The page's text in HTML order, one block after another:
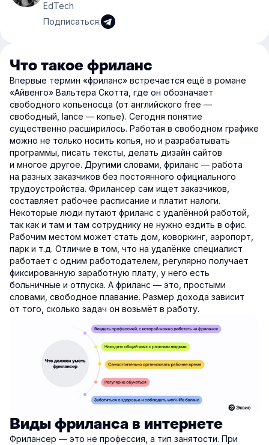
EdTech
Подписаться:
Что такое фриланс
Впервые термин «фриланс» встречается ещё в романе
«Айвенго» Вальтера Скотта, где он обозначает
свободного копьеносца (от английского free —
свободный, lance — копье). Сегодня понятие
существенно расширилось. Работая в свободном графике
можно не только носить копья, но и разрабатывать
программы, писать тексты, делать дизайн сайтов
и многое другое. Другими словами, фриланс — работа
на разных заказчиков без постоянного официального
трудоустройства. Фрилансер сам ищет заказчиков,
составляет рабочее расписание и платит налоги.
Некоторые люди путают фриланс с удалённой работой,
так как и там и там сотруднику не нужно ездить в офис.
Рабочим местом может стать дом, коворкинг, аэропорт,
парк и т.д. Отличие в том, что на удалёнке специалист
работает с одним работодателем, регулярно получает
фиксированную заработную плату, у него есть
больничные и отпуска. А фриланс — это, простыми
словами, свободное плавание. Размер дохода зависит
от того, сколько задач он возьмёт в работу.
Виды фриланса в интернете
Фрилансер — это не профессия, а тип занятости. При